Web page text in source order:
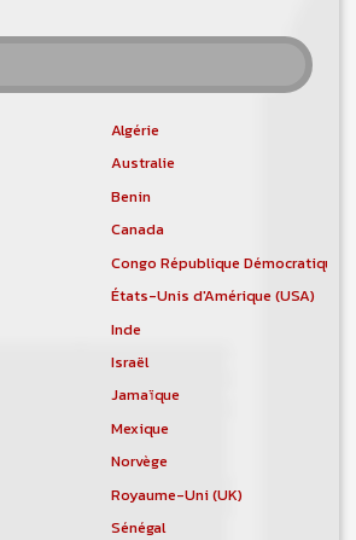
Algérie
Australie
Benin
Canada
Congo République Démocratique
États-Unis d'Amérique (USA)
Inde
Israël
Jamaïque
Mexique
Norvège
Royaume-Uni (UK)
Sénégal